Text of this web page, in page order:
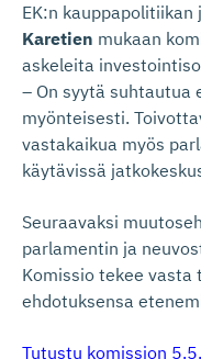
EK:n
Karetien mukaan
askeleita
– On syytä suhtautua
myönteisesti.
vastakaikua myös
käytävissä
Seuraavaksi
parlamentin ja
Komissio tekee vasta
ehdotuksensa
Tutustu komission